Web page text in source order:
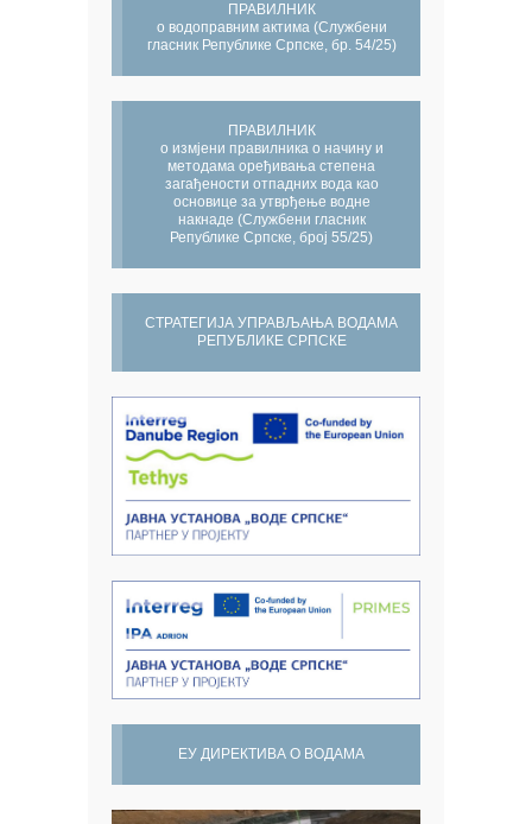
ПРАВИЛНИК
о водоправним актима (Службени
гласник Републике Српске, бр. 54/25)
ПРАВИЛНИК
о измјени правилника о начину и
методама оређивања степена
загађености отпадних вода као
основице за утврђење водне
накнаде (Службени гласник
Републике Српске, број 55/25)
СТРАТЕГИЈА УПРАВЉАЊА ВОДАМА
РЕПУБЛИКЕ СРПСКЕ
ЕУ ДИРЕКТИВА О ВОДАМА